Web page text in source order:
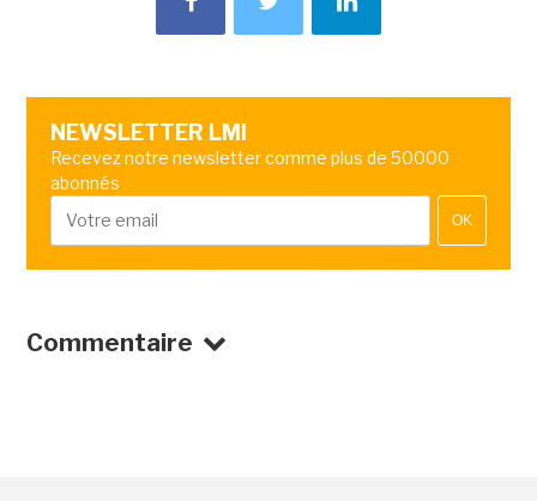
NEWSLETTER LMI
Recevez notre newsletter comme plus de 50000
abonnés
OK
Commentaire